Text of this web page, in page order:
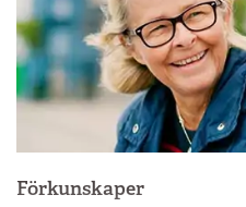
Förkunskaper